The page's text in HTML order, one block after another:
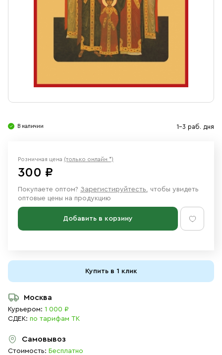
Ювелирные изделия
В наличии 1-3 раб. дня
Розничная цена (только онлайн *)
300 ₽
Покупаете оптом? Зарегистируйтесть, чтобы увидеть
оптовые цены на продукцию
Добавить в корзину
Купить в 1 клик
Москва
Курьером: 1 000 ₽
СДЕК: по тарифам ТК
Самовывоз
Стоимость: Бесплатно